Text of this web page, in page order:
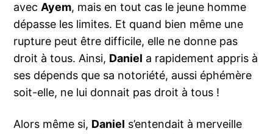
avecAyem, mais en tout cas le jeune homme
dépasse les limites. Et quand bien même une
rupture peut être difficile, elle ne donne pas
droit à tous. Ainsi, Daniel a rapidement appris à
ses dépends que sa notoriété, aussi éphémère
soit-elle, ne lui donnait pas droit à tous !
Alors même si, Daniel s’entendait à merveille